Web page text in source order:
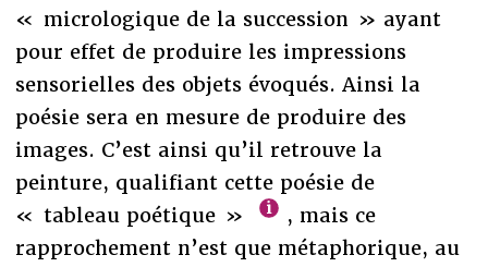
« micrologique de la succession » ayant
pour effet de produire les impressions
sensorielles des objets évoqués. Ainsi la
poésie sera en mesure de produire des
images. C’est ainsi qu’il retrouve la
peinture, qualifiant cette poésie de
« tableau poétique »
, mais ce
rapprochement n’est que métaphorique, au